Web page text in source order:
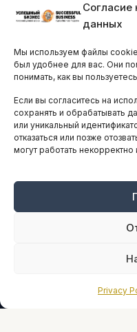
Согласие
данных
Мы используем файлы
был удобнее для вас. Они
понимать, как вы
Если вы согласитесь на
сохранять и обрабатывать
или уникальный
отказаться или позже
могут работать
Privacy
Бизнес-клубы и
Остальные новости
АНАЛИТИКА И
ARTICLES IN
НАВИГАЦИЯ
Оплата онлайн